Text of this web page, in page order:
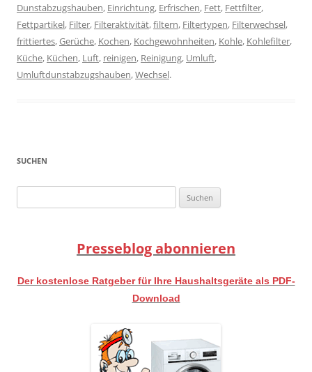
Dunstabzugshauben, Einrichtung, Erfrischen, Fett, Fettfilter,
Fettpartikel, Filter, Filteraktivität,filtern, Filtertypen, Filterwechsel,
frittiertes,Gerüche, Kochen, Kochgewohnheiten, Kohle, Kohlefilter,
Küche, Küchen, Luft, reinigen, Reinigung, Umluft,
Umluftdunstabzugshauben,Wechsel.
SUCHEN
nach:
Presseblog abonnieren
Der kostenlose Ratgeber für Ihre Haushaltsgeräte als PDF-
Download